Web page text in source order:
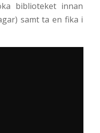
biblioteket innan
samt ta en fika i